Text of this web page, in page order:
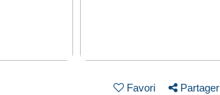
Favori Partager